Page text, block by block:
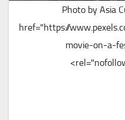
Photo by Asia
href="https://
movie-on-a-